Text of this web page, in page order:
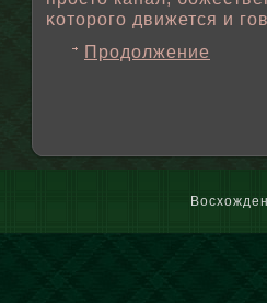
κоторого движется и
Продолжение